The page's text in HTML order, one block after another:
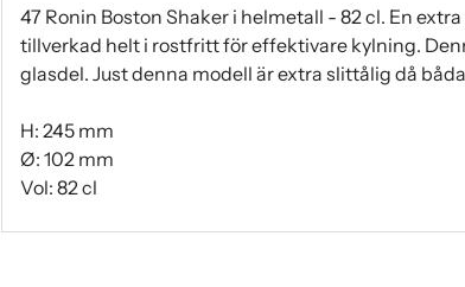
47 Ronin Boston Shaker i helmetall - 82 cl. En
tillverkad helt i rostfritt för effektivare kylning.
glasdel. Just denna modell är extra slittålig då
H: 245 mm
Ø: 102 mm
Vol: 82 cl